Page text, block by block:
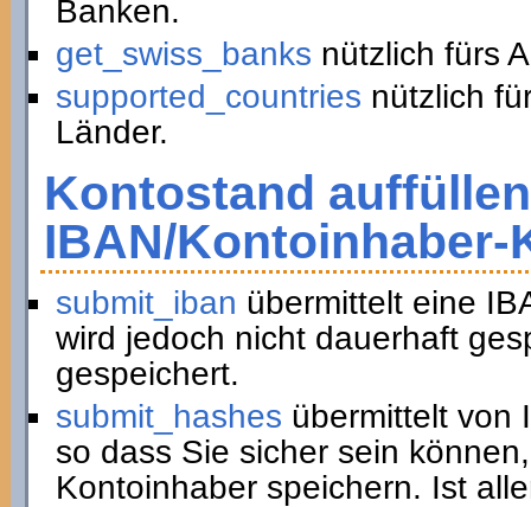
Banken.
get_swiss_banks nützlich fürs
supported_countries nützlich
Länder.
Kontostand
IBAN/Kontoinhaber-
submit_iban übermittelt eine
wird jedoch nicht dauerhaft
gespeichert.
submit_hashes übermittelt von
so dass Sie sicher sein
Kontoinhaber speichern. Ist